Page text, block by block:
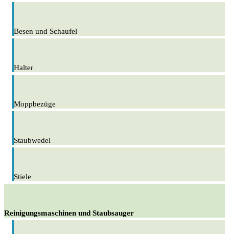
Besen und Schaufel
Halter
Moppbezüge
Staubwedel
Stiele
Reinigungsmaschinen und Staubsauger